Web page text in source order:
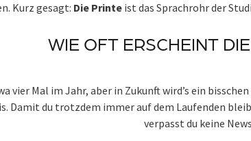
Kurz gesagt: Die Printe ist das Sprachrohr der
WIE OFT ERSCHEINT
vier Mal im Jahr, aber in Zukunft wird’s ein
Damit du trotzdem immer auf dem Laufenden
verpasst du keine